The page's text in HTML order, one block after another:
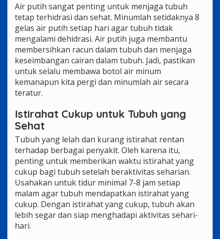
Air putih sangat penting untuk menjaga tubuh
tetap terhidrasi dan sehat. Minumlah setidaknya 8
gelas air putih setiap hari agar tubuh tidak
mengalami dehidrasi. Air putih juga membantu
membersihkan racun dalam tubuh dan menjaga
keseimbangan cairan dalam tubuh. Jadi, pastikan
untuk selalu membawa botol air minum
kemanapun kita pergi dan minumlah air secara
teratur.
Istirahat Cukup untuk Tubuh yang
Sehat
Tubuh yang lelah dan kurang istirahat rentan
terhadap berbagai penyakit. Oleh karena itu,
penting untuk memberikan waktu istirahat yang
cukup bagi tubuh setelah beraktivitas seharian.
Usahakan untuk tidur minimal 7-8 jam setiap
malam agar tubuh mendapatkan istirahat yang
cukup. Dengan istirahat yang cukup, tubuh akan
lebih segar dan siap menghadapi aktivitas sehari-
hari.